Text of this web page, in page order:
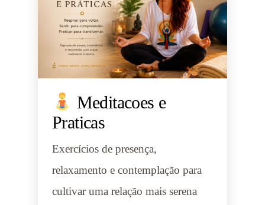
Meditacoes e
Praticas
Exercícios de presença,
relaxamento e contemplação para
cultivar uma relação mais serena